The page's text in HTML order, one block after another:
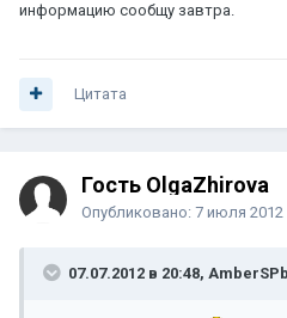
информацию сообщу завтра.
Цитата
Гость OlgaZhirova
Опубликовано: 7 июля 2012
07.07.2012 в 20:48,